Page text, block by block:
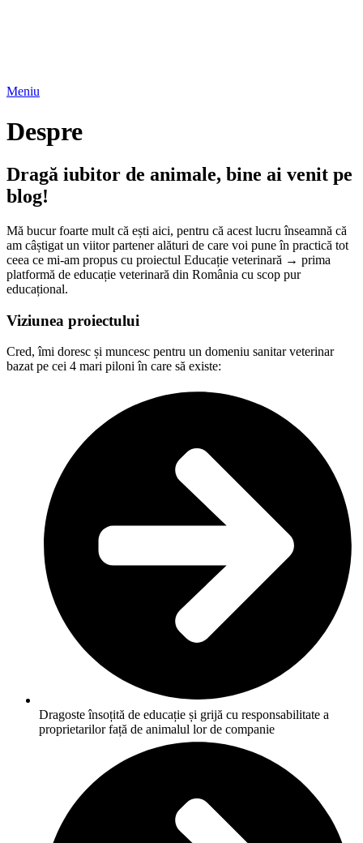
Meniu
Despre
Dragă iubitor de animale, bine ai venit pe
blog!
Mă bucur foarte mult că ești aici, pentru că acest lucru înseamnă că
am câștigat un viitor partener alături de care voi pune în practică tot
ceea ce mi-am propus cu proiectul Educație veterinară → prima
platformă de educație veterinară din România cu scop pur
educațional.
Viziunea proiectului
Cred, îmi doresc și muncesc pentru un domeniu sanitar veterinar
bazat pe cei 4 mari piloni în care să existe:
Dragoste însoțită de educație și grijă cu responsabilitate a
proprietarilor față de animalul lor de companie